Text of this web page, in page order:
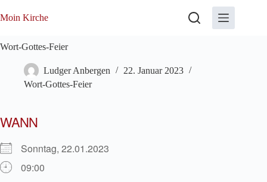
Inhalt
Moin Kirche
Wort-Gottes-Feier
Ludger Anbergen
22. Januar 2023
Wort-Gottes-Feier
WANN
Sonntag, 22.01.2023
09:00